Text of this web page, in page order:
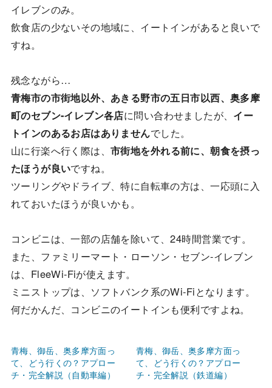
イレブンのみ。
飲食店の少ないその地域に、イートインがあると良いで
すね。
残念ながら…
青梅市の市街地以外、あきる野市の五日市以西、奥多摩
町のセブン-イレブン各店に問い合わせましたが、 イー
トインのあるお店はありませんでした。
山に行楽へ行く際は、市街地を外れる前に、朝食を摂っ
たほうが良いですね。
ツーリングやドライブ、特に自転車の方は、一応頭に入
れておいたほうが良いかも。
コンビニは、一部の店舗を除いて、24時間営業です。
また、ファミリーマート・ローソン・セブン-イレブン
は、FleeWi-Fiが使えます。
ミニストップは、ソフトバンク系のWi-Fiとなります。
何だかんだ、コンビニのイートインも便利ですよね。
青梅、御岳、奥多摩方面っ
て、どう行くの？アプロー
チ・完全解説（自動車編）
青梅、御岳、奥多摩方面っ
て、どう行くの？アプロー
チ・完全解説（鉄道編）